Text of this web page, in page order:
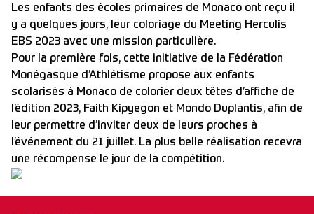
Les enfants des écoles primaires de Monaco ont reçu il
y a quelques jours, leur coloriage du Meeting Herculis
EBS 2023 avec une mission particulière.
Pour la première fois, cette initiative de la Fédération
Monégasque d’Athlétisme propose aux enfants
scolarisés à Monaco de colorier deux têtes d’affiche de
l’édition 2023, Faith Kipyegon et Mondo Duplantis, afin de
leur permettre d’inviter deux de leurs proches à
l’événement du 21 juillet. La plus belle réalisation recevra
une récompense le jour de la compétition.